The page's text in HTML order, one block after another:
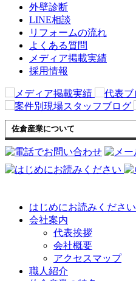
外壁診断
LINE相談
リフォームの流れ
よくある質問
メディア掲載実績
採用情報
佐倉産業について
はじめにお読みください
会社案内
代表挨拶
会社概要
アクセスマップ
職人紹介